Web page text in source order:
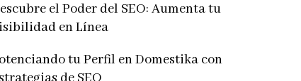
el Poder del SEO: Aumenta tu
en Línea
tu Perfil en Domestika con